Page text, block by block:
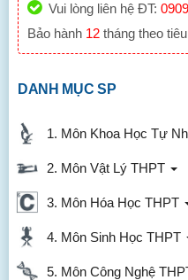
Vui lòng liên hệ ĐT:
Bảo hành 12 tháng theo
DANH MỤC SP
1. Môn Khoa Học Tự
2. Môn Vật Lý THPT
3. Môn Hóa Học THPT
4. Môn Sinh Học THPT
5. Môn Công Nghệ